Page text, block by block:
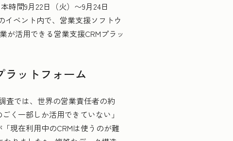
時間9月22日（火）〜9月24日
ベント内で、営業支援ソフトウ
が活用できる営業支援CRMプラッ
ットフォーム
査では、世界の営業責任者の約
く一部しか活用できていない」
現在利用中のCRMは使うのが難